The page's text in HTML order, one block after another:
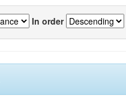
In order